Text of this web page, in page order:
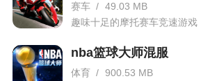
赛车 / 49.03 MB
趣味十足的摩托赛车竞速游戏
nba篮球大师混服
体育 / 900.53 MB